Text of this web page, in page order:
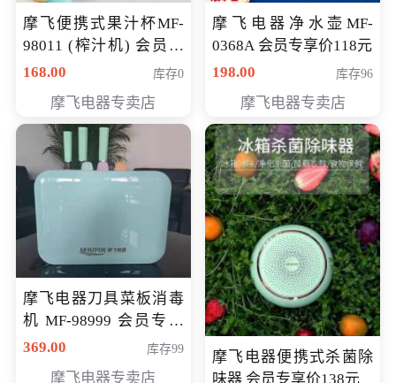
摩飞便携式果汁杯MF-
98011 (榨汁机) 会员专
享价138元
168.00 库存0
摩飞电器专卖店
摩飞电器净水壶MF-
0368A 会员专享价118元
198.00
库存96
摩飞电器专卖店
摩飞电器刀具菜板消毒
机 MF-98999 会员专享
价286元
369.00 库存99
摩飞电器专卖店
摩飞电器便携式杀菌除
味器 会员专享价138元